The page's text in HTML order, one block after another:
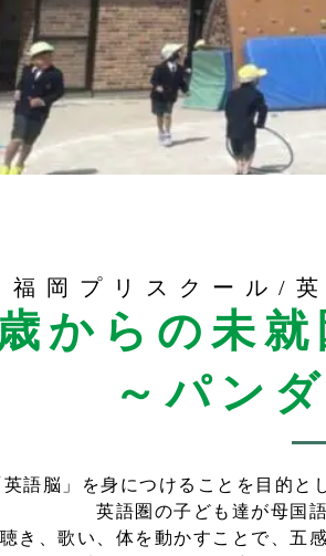
福岡プリスクール/
からの未
～パン
英語脳」を身につけることを目的
英語圏の子ども達が母国
き、歌い、体を動かすことで、五